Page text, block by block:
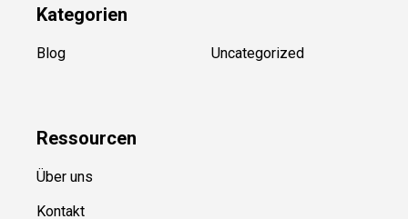
Kategorien
Blog Uncategorized
Ressourcen
Über uns
Kontakt